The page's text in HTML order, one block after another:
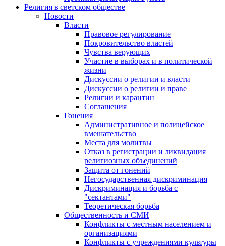
Религия в светском обществе
Новости
Власти
Правовое регулирование
Покровительство властей
Чувства верующих
Участие в выборах и в политической
жизни
Дискуссии о религии и власти
Дискуссии о религии и праве
Религии и карантин
Соглашения
Гонения
Административное и полицейское
вмешательство
Места для молитвы
Отказ в регистрации и ликвидация
религиозных объединений
Защита от гонений
Негосударственная дискриминация
Дискриминация и борьба с
"сектантами"
Теоретическая борьба
Общественность и СМИ
Конфликты с местным населением и
организациями
Конфликты с учреждениями культуры